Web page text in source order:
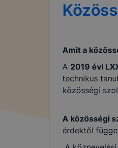
Amit a
A 2019 évi
technikus
közösségi
A közösségi
érdektől